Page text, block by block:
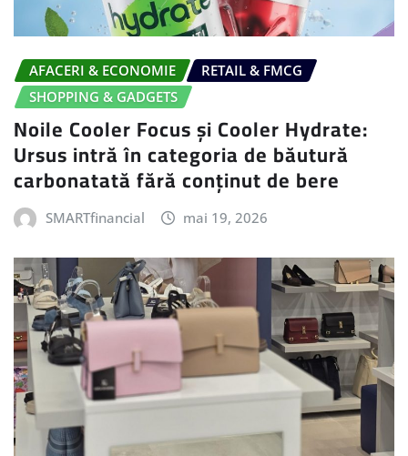
AFACERI & ECONOMIE
RETAIL & FMCG
SHOPPING & GADGETS
Noile Cooler Focus și Cooler Hydrate:
Ursus intră în categoria de băutură
carbonatată fără conținut de bere
SMARTfinancial mai 19, 2026